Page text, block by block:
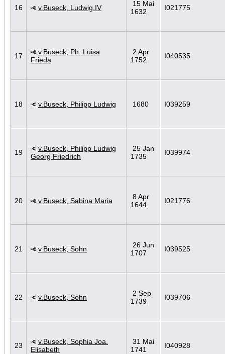
16 v.Buseck, Ludwig.IV
15 Mai
1632
I021775
17
v.Buseck, Ph. Luisa
Frieda
2 Apr
1752
I040535
18 v.Buseck, Philipp Ludwig 1680 I039259
19
v.Buseck, Philipp Ludwig
Georg Friedrich
25 Jan
1735
I039974
20 v.Buseck, Sabina Maria
8 Apr
1644
I021776
21 v.Buseck, Sohn
26 Jun
1707
I039525
22 v.Buseck, Sohn
2 Sep
1739
I039706
23
v.Buseck, Sophia Joa.
Elisabeth
31 Mai
1741
I040928